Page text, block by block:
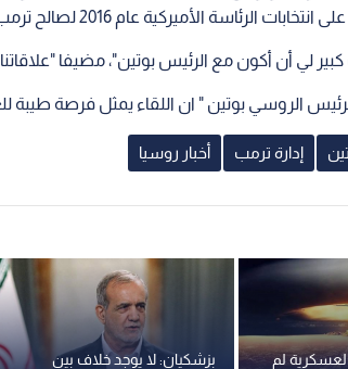
الأميركية عام 2016 لصالح ترمب ضد منافسته هيلاري كلينتون .
لي أن أكون مع الرئيس بوتين"، مضيفا
الروسي بوتين " ان اللقاء يمثل فرصة طيبة
إدارة ترمب أخبار روسيا
بزشكيان: لا يوجد خلاف بين
لم